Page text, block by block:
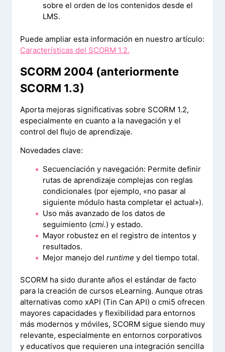
sobre el orden de los contenidos desde el
LMS.
Puede ampliar esta información en nuestro artículo:
Características del SCORM 1.2.
SCORM 2004 (anteriormente
SCORM 1.3)
Aporta mejoras significativas sobre SCORM 1.2,
especialmente en cuanto a la navegación y el
control del flujo de aprendizaje.
Novedades clave:
Secuenciación y navegación: Permite definir
rutas de aprendizaje complejas con reglas
condicionales (por ejemplo, «no pasar al
siguiente módulo hasta completar el actual»).
Uso más avanzado de los datos de
seguimiento (cmi.) y estado.
Mayor robustez en el registro de intentos y
resultados.
Mejor manejo del runtime y del tiempo total.
SCORM ha sido durante años el estándar de facto
para la creación de cursos eLearning. Aunque otras
alternativas como xAPI (Tin Can API) o cmi5 ofrecen
mayores capacidades y flexibilidad para entornos
más modernos y móviles, SCORM sigue siendo muy
relevante, especialmente en entornos corporativos
y educativos que requieren una integración sencilla